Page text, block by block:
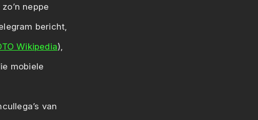
neppe
bericht,
Wikipedia),
mobiele
van